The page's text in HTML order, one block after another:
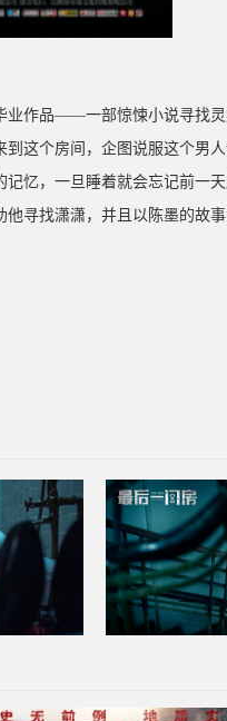
业作品——一部惊悚小说寻找
到这个房间，企图说服这个
忆，一旦睡着就会忘记前一
寻找潇潇，并且以陈墨的故